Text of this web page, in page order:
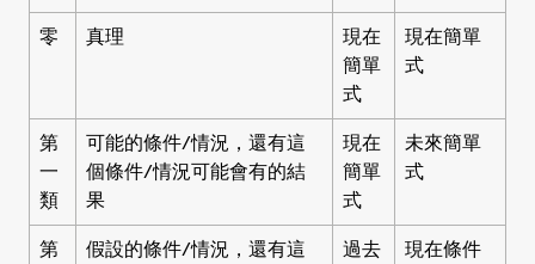
零 真理
現在
簡單
式
現在簡單
式
第
一
類
可能的條件/情況，還有這
個條件/情況可能會有的結
果
現在
簡單
式
未來簡單
式
第
假設的條件/情況，還有這
過去
現在條件